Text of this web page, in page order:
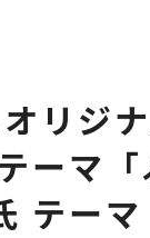
リジ
ーマ
テー